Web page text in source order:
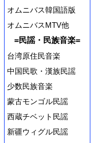
オムニバス韓国語版
オムニバスMTV他
=民謡・民族音楽=
台湾原住民音楽
中国民歌・漢族民謡
少数民族音楽
蒙古モンゴル民謡
西蔵チベット民謡
新疆ウィグル民謡